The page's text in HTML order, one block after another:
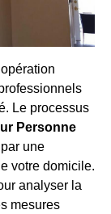
Le processus
Personne
une
votre domicile.
analyser la
mesures